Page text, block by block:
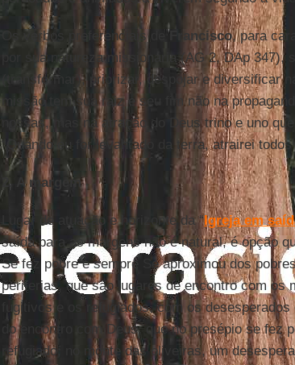
Os verbos preferenciais deFrancisco, para
por sua natureza missionária (AG 2, DAp
(transformar), priorizar, despojar e diversificar
missão tem sua raiz e seu fim não na
nossas, mas na atração do Deus trino e uno
“Quando eu for levantado da terra, atrairei
2. A margem
Lugar de atuação e horizonte da “Igreja em
saída para as margens não é natural, é opção
Se fez pobre e sempre Se aproximou dos
periferias, que são lugares de encontro com os
fugitivos e os refugiados, com os
do encontro com Deus, que no presépio se fez
refugiado; no monte das oliveiras, um